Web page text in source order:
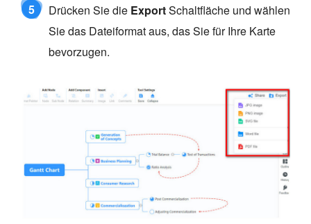
5 Drücken Sie die ExportSchaltfläche und wählen
Sie das Dateiformat aus, das Sie für Ihre Karte
bevorzugen.